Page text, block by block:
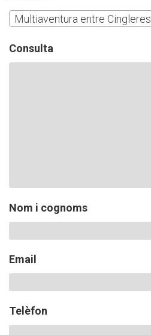
Multiaventura entre Cingleres
Consulta
Nom i cognoms
Email
Telèfon
CONEIX FUNDESPLAI
La Fundació